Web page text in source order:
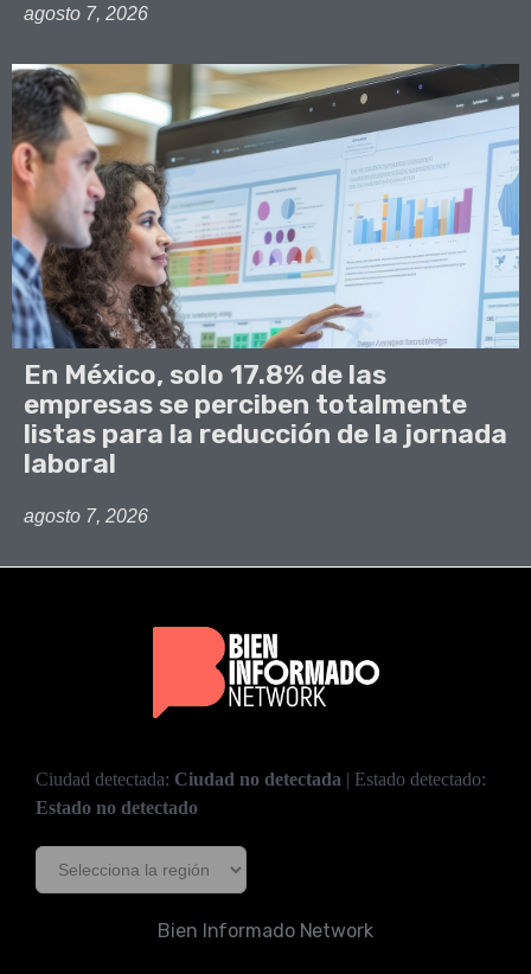
agosto 7, 2026
En México, solo 17.8% de las
empresas se perciben totalmente
listas para la reducción de la jornada
laboral
agosto 7, 2026
Ciudad detectada: Ciudad no detectada | Estado detectado:
Estado no detectado
Bien Informado Network